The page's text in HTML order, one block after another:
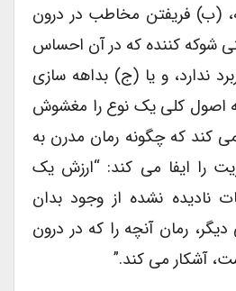
(ب) فریفتن مخاطب در درون
شوکه کننده که در آن احساس
ندارد، و یا (ج) بداهه سازی
اصول کلی یک نوع را مغشوش
کند که چگونه رمان مدرن به
را ایفا می کند: “ارزش یک
نادیده نشده از وجود بدان
رمان آنچه را که در درون
آشکار می کند.”